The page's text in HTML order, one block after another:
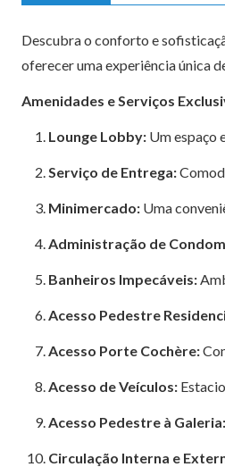
Descubra o conforto e
oferecer uma experiência única
Amenidades e Serviços
Lounge Lobby: Um espaço
Serviço de Entrega:
Minimercado: Uma
Administração de
Banheiros Impecáveis:
Acesso Pedestre
Acesso Porte Cochère:
Acesso de Veículos:
Acesso Pedestre à Galeria:
Circulação Interna e